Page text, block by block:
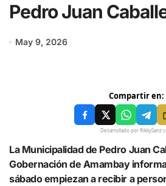
Pedro Juan
May 9, 2026
Compartir en:
Desarrollado por
La Municipalidad de Pedro Juan Caballero y la
Gobernación de Amambay
sábado empiezan a recibir a